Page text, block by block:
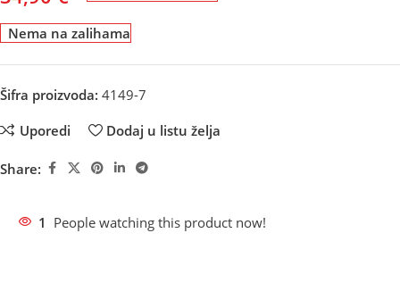
Nema na zalihama
Šifra proizvoda: 4149-7
Uporedi Dodaj u listu želja
Share:
1 People watching this product now!